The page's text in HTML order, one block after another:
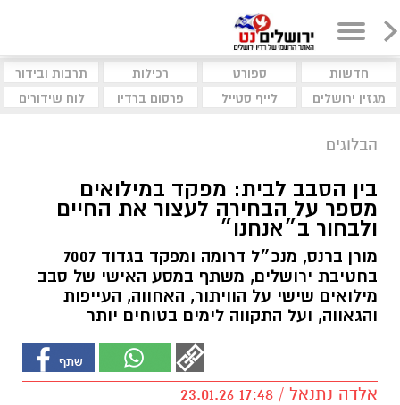
חדשות ספורט רכילות
תרבות ובידור
מגזין ירושלים
לייף סטייל פרסום ברדיו לוח שידורים
הבלוגים
בין הסבב לבית: מפקד במילואים
מספר על הבחירה לעצור את החיים
ולבחור ב״אנחנו״
מורן ברנס, מנכ״ל דרומה ומפקד בגדוד 7007
בחטיבת ירושלים, משתף במסע האישי של סבב
מילואים שישי על הוויתור, האחווה, העייפות
והגאווה, ועל התקווה לימים בטוחים יותר
אלדה נתנאל / 17:48 23.01.26